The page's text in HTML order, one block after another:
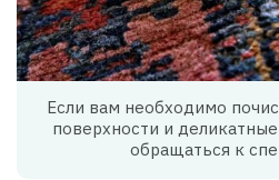
Если вам необходимо
поверхности и
обращаться к